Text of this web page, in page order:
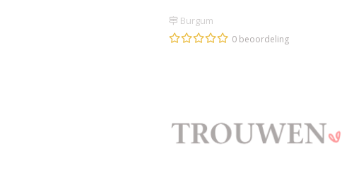
Burgum
0 beoordeling